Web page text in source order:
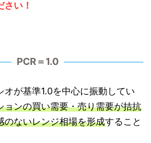
い！
PCR＝1.0
オが基準1.0を中心に振動してい
ョンの買い需要・売り需要が拮抗
のないレンジ相場を形成すること